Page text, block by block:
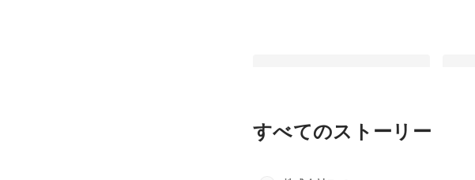
すべてのストーリー